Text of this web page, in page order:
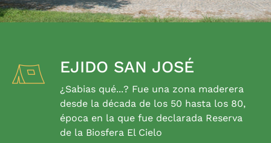
EJIDO SAN JOSÉ
¿Sabias qué...? Fue una zona maderera
desde la década de los 50 hasta los 80,
época en la que fue declarada Reserva
de la Biosfera El Cielo